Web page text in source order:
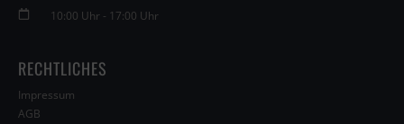
10:00 Uhr - 17:00 Uhr
RECHTLICHES
Impressum
AGB